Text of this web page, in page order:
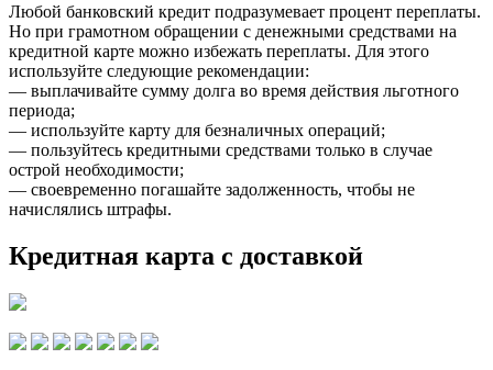
Любой банковский кредит подразумевает процент переплаты.
Но при грамотном обращении с денежными средствами на
кредитной карте можно избежать переплаты. Для этого
используйте следующие рекомендации:
— выплачивайте сумму долга во время действия льготного
периода;
— используйте карту для безналичных операций;
— пользуйтесь кредитными средствами только в случае
острой необходимости;
— своевременно погашайте задолженность, чтобы не
начислялись штрафы.
Кредитная карта с доставкой